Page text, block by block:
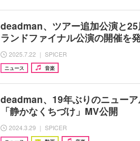
deadman、ツアー追加公演と
ランドファイナル公演の開催を
2025.7.22 ｜ SPICER
ニュース 音楽
deadman、19年ぶりのニュー
「静かなくちづけ」MV公開
2024.3.29 ｜ SPICER